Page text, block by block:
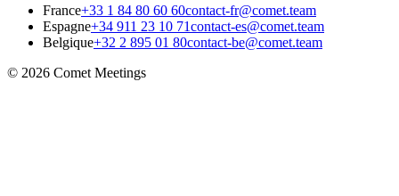
France+33 1 84 80 60 60contact-fr@comet.team
Espagne+34 911 23 10 71contact-es@comet.team
Belgique+32 2 895 01 80contact-be@comet.team
© 2026 Comet Meetings